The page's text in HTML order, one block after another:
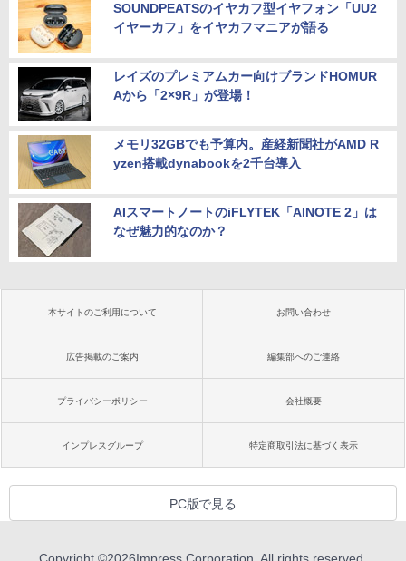
SOUNDPEATSのイヤカフ型イヤフォン「UU2
イヤーカフ」をイヤカフマニアが語る
レイズのプレミアムカー向けブランドHOMUR
Aから「2×9R」が登場！
メモリ32GBでも予算内。産経新聞社がAMD R
yzen搭載dynabookを2千台導入
AIスマートノートのiFLYTEK「AINOTE 2」は
なぜ魅力的なのか？
本サイトのご利用について お問い合わせ
広告掲載のご案内 編集部へのご連絡
プライバシーポリシー 会社概要
インプレスグループ 特定商取引法に基づく表示
PC版で見る